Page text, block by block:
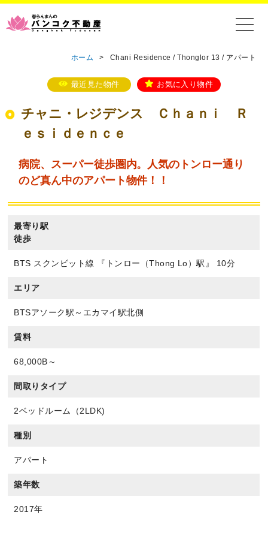
ホーム > Chani Residence / Thonglor 13 / アパート
最近見た物件 お気に入り物件
チャニ・レジデンス Ｃｈａｎｉ Ｒ
ｅｓｉｄｅｎｃｅ
病院、スーパー徒歩圏内。人気のトンロー通り
のど真ん中のアパート物件！！
最寄り駅
徒歩
BTS スクンビット線 『トンロー（Thong Lo）駅』 10分
エリア
BTSアソーク駅～エカマイ駅北側
賃料
68,000B～
間取りタイプ
2ベッドルーム（2LDK)
種別
アパート
築年数
2017年